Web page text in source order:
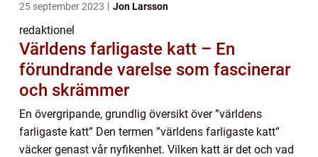
25 september 2023 Jon Larsson
redaktionel
Världens farligaste katt – En
förundrande varelse som fascinerar
och skrämmer
En övergripande, grundlig översikt över ”världens
farligaste katt” Den termen ”världens farligaste katt”
väcker genast vår nyfikenhet. Vilken katt är det och vad